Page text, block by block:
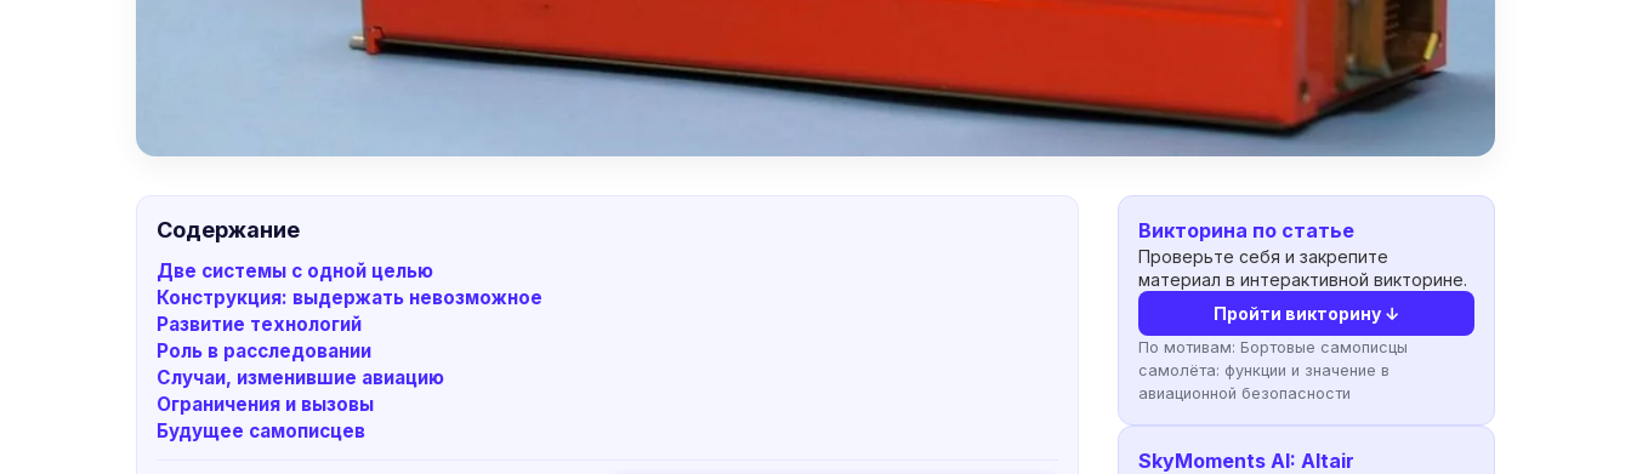
Содержание
Две системы с одной целью
Конструкция: выдержать невозможное
Развитие технологий
Роль в расследовании
Случаи, изменившие авиацию
Ограничения и вызовы
Будущее самописцев
Викторина по статье
Проверьте себя и закрепите
материал в интерактивной викторине.
Пройти викторину ↓
По мотивам: Бортовые самописцы
самолёта: функции и значение в
авиационной безопасности
SkyMoments AI: Altair